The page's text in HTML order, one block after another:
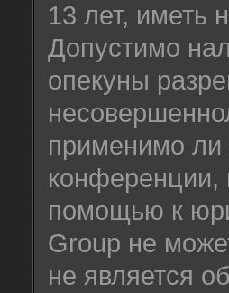
13 лет, иметь
Допустимо
опекуны
применимо ли
конференции,
помощью к
Group не
не является